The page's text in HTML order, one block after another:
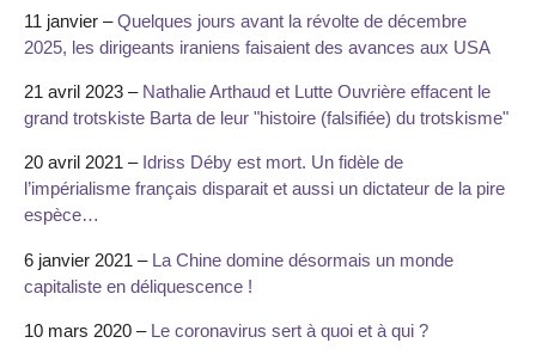
11 janvier –Quelques jours avant la révolte de décembre
2025, les dirigeants iraniens faisaient des avances aux USA
21 avril 2023 – Nathalie Arthaud et Lutte Ouvrière effacent le
grand trotskiste Barta de leur "histoire (falsifiée) du trotskisme"
20 avril 2021 – Idriss Déby est mort. Un fidèle de
l’impérialisme français disparait et aussi un dictateur de la pire
espèce…
6 janvier 2021 – La Chine domine désormais un monde
capitaliste en déliquescence !
10 mars 2020 – Le coronavirus sert à quoi et à qui ?